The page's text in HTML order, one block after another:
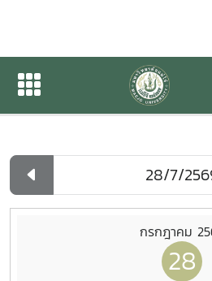
ปฏิทินกิจกรรมของ
ปฏิทินกิจกรรมของหน่วยงาน
กรกฎาคม
28